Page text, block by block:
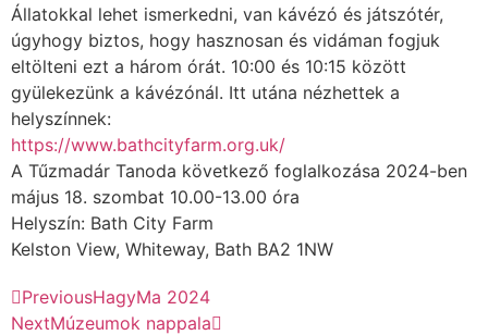
Állatokkal lehet ismerkedni, van kávézó és játszótér,
úgyhogy biztos, hogy hasznosan és vidáman fogjuk
eltölteni ezt a három órát. 10:00 és 10:15 között
gyülekezünk a kávézónál. Itt utána nézhettek a
helyszínnek:
https://www.bathcityfarm.org.uk/
A Tűzmadár Tanoda következő foglalkozása 2024-ben
május 18. szombat 10.00-13.00 óra
Helyszín: Bath City Farm
Kelston View, Whiteway, Bath BA2 1NW
PreviousHagyMa 2024
NextMúzeumok nappala